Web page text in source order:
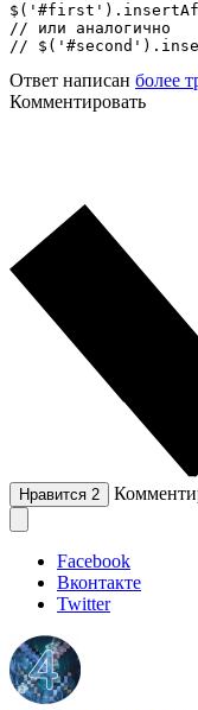
// или аналогично
//
Ответ написан более
Комментировать
Нравится 2
Facebook
Вконтакте
Twitter